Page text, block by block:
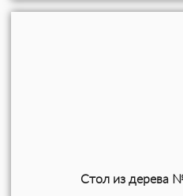
Стол из дерева